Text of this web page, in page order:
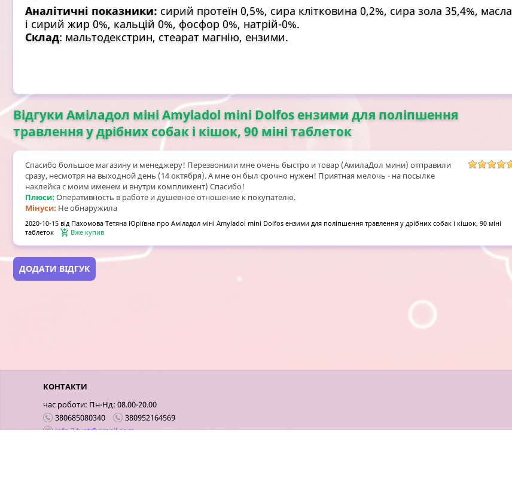
Аналітичні показники: сирий протеїн 0,5%, сира клітковина 0,2%, сира зола 35,4%, масла
і сирий жир 0%, кальцій 0%, фосфор 0%, натрій-0%.
Склад: мальтодекстрин, стеарат магнію, ензими.
Відгуки Аміладол міні Amyladol mini Dolfos ензими для поліпшення
травлення у дрібних собак і кішок, 90 міні таблеток
Спасибо большое магазину и менеджеру! Перезвонили мне очень быстро и товар (АмилаДол мини) отправили
сразу, несмотря на выходной день (14 октября). А мне он был срочно нужен! Приятная мелочь - на посылке
наклейка с моим именем и внутри комплимент) Спасибо!
Плюси:Оперативность в работе и душевное отношение к покупателю.
Мінуси: Не обнаружила
2020-10-15 від Пахомова Тетяна Юріївна про Аміладол міні Amyladol mini Dolfos ензими для поліпшення травлення у дрібних собак і кішок, 90 міні
таблеток
Вже купив
ДОДАТИ ВІДГУК
КОНТАКТИ
час роботи: Пн-Нд: 08.00-20.00
380685080340
380952164569
info.24vet@gmail.com